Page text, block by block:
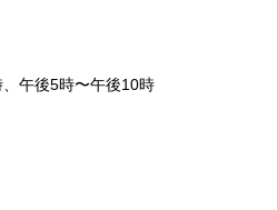
午後5時〜午後10時